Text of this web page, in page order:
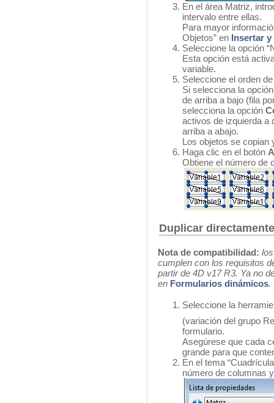
En el área Matriz,
intervalo entre ellas.
Para mayor
Objetos” en Insertar
Seleccione la opción
Esta opción está
variable.
Seleccione el orden
Si selecciona la opción
de arriba a bajo (fila
selecciona la opción
activos de izquierda a
arriba a abajo.
Los objetos se copian
Haga clic en el botón
Obtiene el número de
Duplicar
Nota de compatibilidad:
cumplen con los requisitos
partir de 4D v17 R3. Ya no
en Formularios dinámicos.
Seleccione la
(variación del grupo
formulario.
Asegúrese que cada
grande para que
En el tema
número de columnas